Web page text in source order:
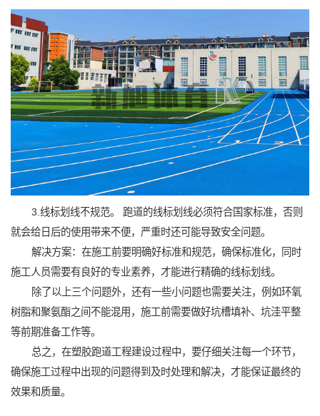
3.线标划线不规范。 跑道的线标划线必须符合国家标准，否则
就会给日后的使用带来不便，严重时还可能导致安全问题。
解决方案：在施工前要明确好标准和规范，确保标准化，同时
施工人员需要有良好的专业素养，才能进行精确的线标划线。
除了以上三个问题外，还有一些小问题也需要关注，例如环氧
树脂和聚氨酯之间不能混用，施工前需要做好坑槽填补、坑洼平整
等前期准备工作等。
总之，在塑胶跑道工程建设过程中，要仔细关注每一个环节，
确保施工过程中出现的问题得到及时处理和解决，才能保证最终的
效果和质量。